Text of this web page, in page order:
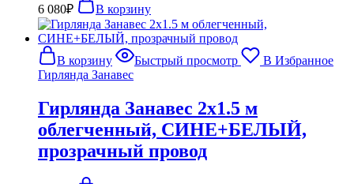
6 080₽ В корзину
В корзину Быстрый просмотр
В Избранное
Гирлянда Занавес
Гирлянда Занавес 2х1.5 м
облегченный, СИНЕ+БЕЛЫЙ,
прозрачный провод